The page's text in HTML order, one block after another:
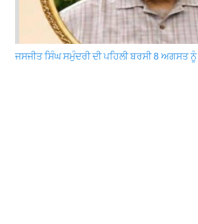
ਜਸਜੀਤ ਸਿੰਘ ਸਮੁੰਦਰੀ ਦੀ ਪਹਿਲੀ ਬਰਸੀ 8 ਅਗਸਤ ਨੂੰ